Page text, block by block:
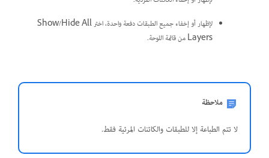
لإظهار أو إخفاء جميع الطبقات دفعة واحدة، اختر Show/Hide All
Layers من قائمة اللوحة.
ملاحظة
لا تتم الطباعة إلا للطبقات والكائنات المرئية فقط.